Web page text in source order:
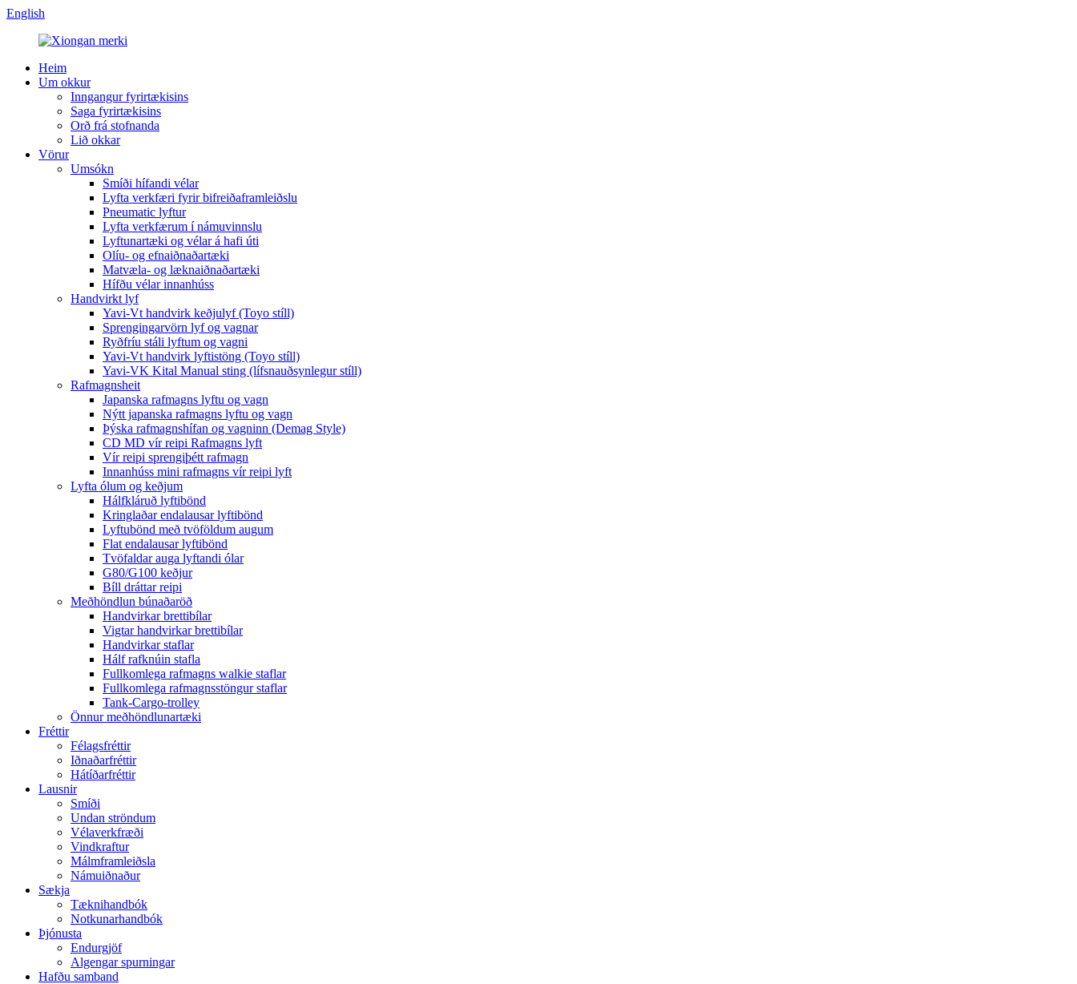
English
Heim
Um okkur
Inngangur fyrirtækisins
Saga fyrirtækisins
Orð frá stofnanda
Lið okkar
Vörur
Umsókn
Smíði hífandi vélar
Lyfta verkfæri fyrir bifreiðaframleiðslu
Pneumatic lyftur
Lyfta verkfærum í námuvinnslu
Lyftunartæki og vélar á hafi úti
Olíu- og efnaiðnaðartæki
Matvæla- og læknaiðnaðartæki
Hífðu vélar innanhúss
Handvirkt lyf
Yavi-Vt handvirk keðjulyf (Toyo stíll)
Sprengingarvörn lyf og vagnar
Ryðfríu stáli lyftum og vagni
Yavi-Vt handvirk lyftistöng (Toyo stíll)
Yavi-VK Kital Manual sting (lífsnauðsynlegur stíll)
Rafmagnsheit
Japanska rafmagns lyftu og vagn
Nýtt japanska rafmagns lyftu og vagn
Þýska rafmagnshífan og vagninn (Demag Style)
CD MD vír reipi Rafmagns lyft
Vír reipi sprengiþétt rafmagn
Innanhúss mini rafmagns vír reipi lyft
Lyfta ólum og keðjum
Hálfkláruð lyftibönd
Kringlaðar endalausar lyftibönd
Lyftubönd með tvöföldum augum
Flat endalausar lyftibönd
Tvöfaldar auga lyftandi ólar
G80/G100 keðjur
Bíll dráttar reipi
Meðhöndlun búnaðaröð
Handvirkar brettibílar
Vigtar handvirkar brettibílar
Handvirkar staflar
Hálf rafknúin stafla
Fullkomlega rafmagns walkie staflar
Fullkomlega rafmagnsstöngur staflar
Tank-Cargo-trolley
Önnur meðhöndlunartæki
Fréttir
Félagsfréttir
Iðnaðarfréttir
Hátíðarfréttir
Lausnir
Smíði
Undan ströndum
Vélaverkfræði
Vindkraftur
Málmframleiðsla
Námuiðnaður
Sækja
Tæknihandbók
Notkunarhandbók
Þjónusta
Endurgjöf
Algengar spurningar
Hafðu samband